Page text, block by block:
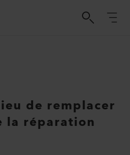
de remplacer
la réparation